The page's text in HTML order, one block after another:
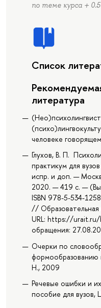
по теме курса +
Список
литература
человеке
Глухов, В. П.
практикум для
испр. и доп. —
2020. — 419 с. —
ISBN 978-5-534-
//
URL: https://
обращения:
Очерки по
формообразованию
Н., 2009
Речевые ошибки и
пособие для вузов,